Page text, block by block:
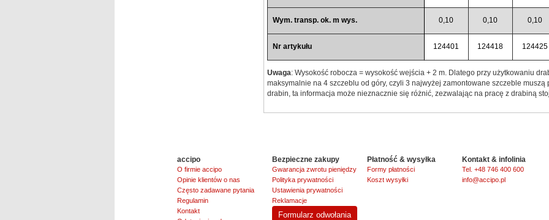
Wym. transp. ok. m wys. 0,10 0,10 0,10
Nr artykułu 124401 124418 124425
Uwaga: Wysokość robocza = wysokość wejścia + 2 m. Dlatego przy użytkowaniu
maksymalnie na 4 szczeblu od góry, czyli 3 najwyżej zamontowane szczeble
drabin, ta informacja może nieznacznie się różnić, zezwalając na pracę z drabiną
accipo
O firmie accipo
Opinie klientów o nas
Często zadawane pytania
Regulamin
Kontakt
Bezpieczne zakupy
Gwarancja zwrotu pieniędzy
Polityka prywatności
Ustawienia prywatności
Reklamacje
Formularz odwołania
Płatność & wysyłka
Formy płatności
Koszt wysyłki
Kontakt & infolinia
Tel. +48 746 400 600
info@accipo.pl